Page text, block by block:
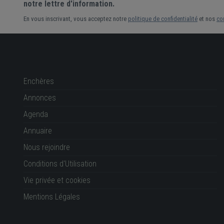
notre lettre d'information.
En vous inscrivant, vous acceptez notre politique de confidentialité et nos
Enchères
Annonces
Agenda
Annuaire
Nous rejoindre
Conditions d'Utilisation
Vie privée et cookies
Mentions Légales